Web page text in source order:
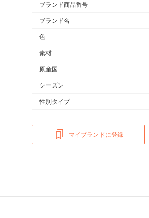
ブランド商品番号
ブランド名
色
素材
原産国
シーズン
性別タイプ
マイブランドに登録